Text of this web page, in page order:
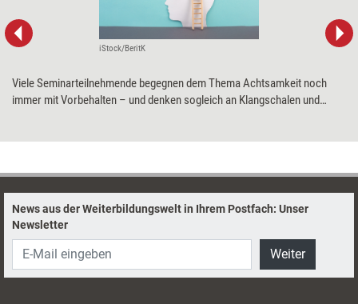
iStock/BeritK
Viele Seminarteilnehmende begegnen dem Thema Achtsamkeit noch
immer mit Vorbehalten – und denken sogleich an Klangschalen und
News aus der Weiterbildungswelt in Ihrem Postfach: Unser
Newsletter
Weiter